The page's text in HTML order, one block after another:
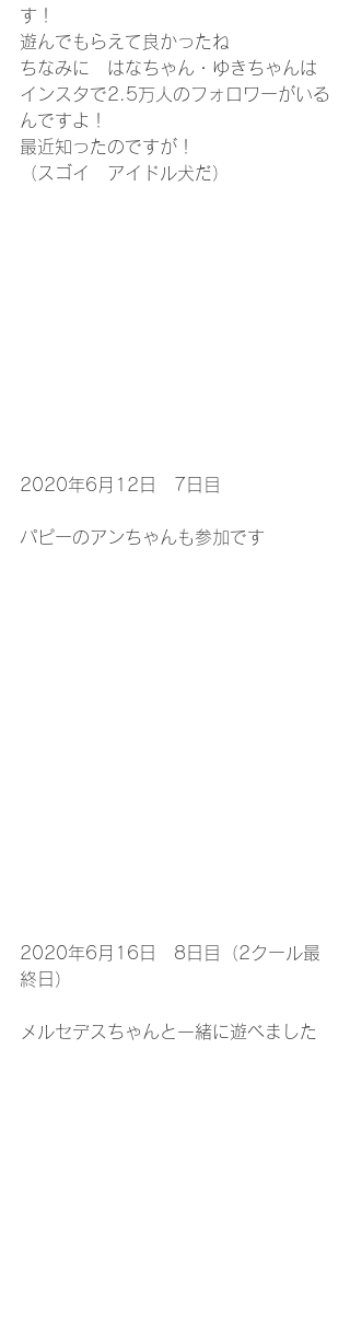
す！
遊んでもらえて良かったね
ちなみに　はなちゃん・ゆきちゃんは
インスタで2.5万人のフォロワーがいる
んですよ！
最近知ったのですが！
（スゴイ　アイドル犬だ）
2020年6月12日　7日目
パピーのアンちゃんも参加です
2020年6月16日　8日目（2クール最
終日）
メルセデスちゃんと一緒に遊べました